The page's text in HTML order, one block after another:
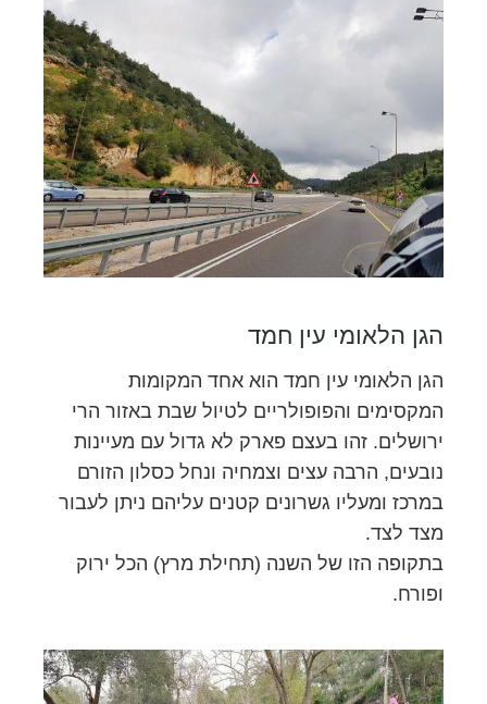
הגן הלאומי עין חמד
הגן הלאומי עין חמד הוא אחד המקומות
המקסימים והפופולריים לטיול שבת באזור הרי
ירושלים. זהו בעצם פארק לא גדול עם מעיינות
נובעים, הרבה עצים וצמחיה ונחל כסלון הזורם
במרכז ומעליו גשרונים קטנים עליהם ניתן לעבור
מצד לצד.
בתקופה הזו של השנה (תחילת מרץ) הכל ירוק
ופורח.